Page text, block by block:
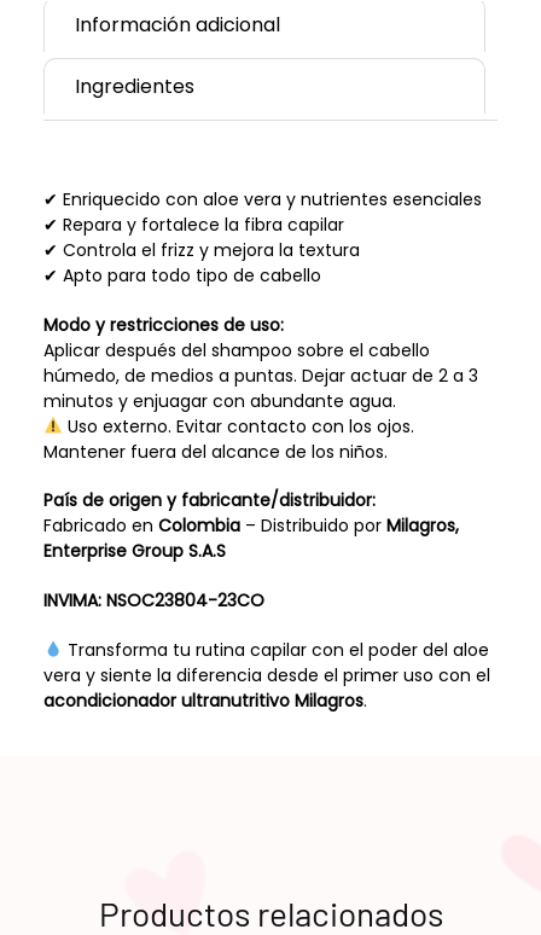
Información adicional
Ingredientes
✔ Enriquecido con aloe vera y nutrientes esenciales
✔ Repara y fortalece la fibra capilar
✔ Controla el frizz y mejora la textura
✔ Apto para todo tipo de cabello
Modo y restricciones de uso:
Aplicar después del shampoo sobre el cabello
húmedo, de medios a puntas. Dejar actuar de 2 a 3
minutos y enjuagar con abundante agua.
Uso externo. Evitar contacto con los ojos.
Mantener fuera del alcance de los niños.
País de origen y fabricante/distribuidor:
Fabricado en Colombia– Distribuido por Milagros,
Enterprise Group S.A.S
INVIMA: NSOC23804-23CO
Transforma tu rutina capilar con el poder del aloe
vera y siente la diferencia desde el primer uso con el
acondicionador ultranutritivo Milagros.
Productos relacionados